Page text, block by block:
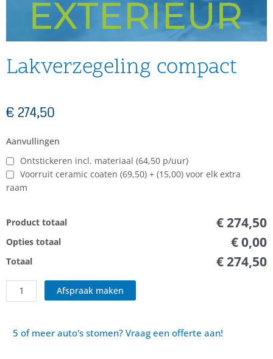
Lakverzegeling compact
€ 274,50
Aanvullingen
Ontstickeren incl. materiaal (64,50 p/uur)
Voorruit ceramic coaten (69,50) + (15,00) voor elk extra
raam
Product totaal € 274,50
Opties totaal € 0,00
Totaal € 274,50
Lakverzegeling
aantal
Afspraak maken
5 of meer auto's stomen? Vraag een offerte aan!